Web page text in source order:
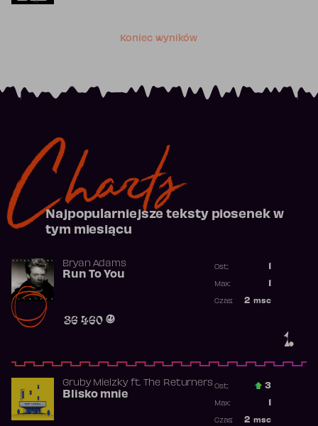
Koniec wyników
Charts
Najpopularniejsze teksty piosenek w
tym miesiącu
1.
Bryan Adams
Run To You
36 460
Ost.:
Max:
2 msc
Czas:
Gruby Mielzkyft. The Returners
Blisko mnie
Ost.: 3
Max:
2 msc
Czas: